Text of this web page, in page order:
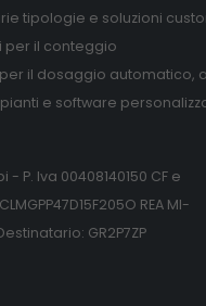
tipologie e soluzioni
per il conteggio
il dosaggio automatico,
e software
P. Iva 00408140150 CF e
REA MI-
GR2P7ZP